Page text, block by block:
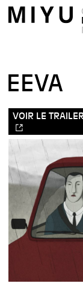
EEVA
VOIR LE